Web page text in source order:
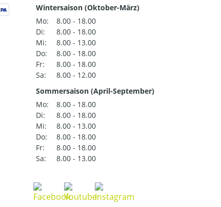
Wintersaison (Oktober-März)
Mo:
8.00 - 18.00
Di:
8.00 - 18.00
Mi:
8.00 - 13.00
Do:
8.00 - 18.00
Fr:
8.00 - 18.00
Sa:
8.00 - 12.00
Sommersaison (April-September)
Mo:
8.00 - 18.00
Di:
8.00 - 18.00
Mi:
8.00 - 13.00
Do:
8.00 - 18.00
Fr:
8.00 - 18.00
Sa:
8.00 - 13.00